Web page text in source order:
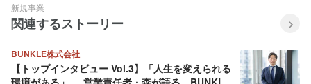
新規事業
関連するストーリー
BUNKLE株式会社
【トップインタビュー Vol.3】「人生を変えられる